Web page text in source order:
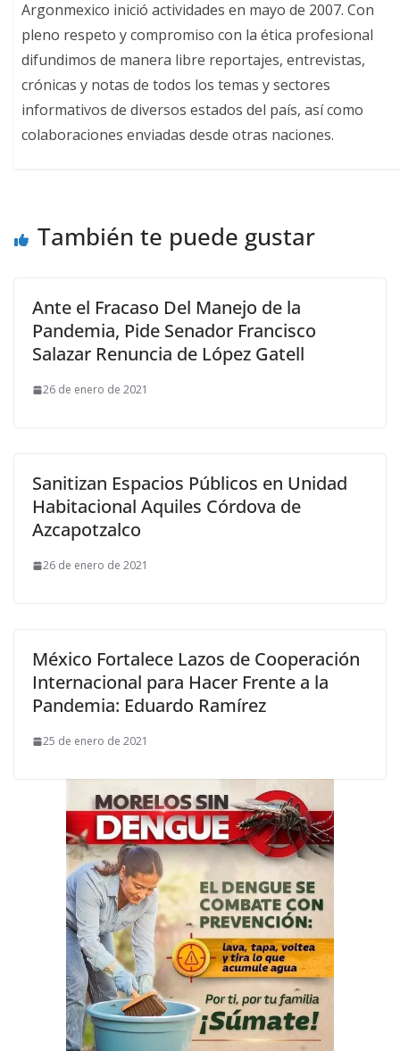
Argonmexico inició actividades en mayo de 2007. Con
pleno respeto y compromiso con la ética profesional
difundimos de manera libre reportajes, entrevistas,
crónicas y notas de todos los temas y sectores
informativos de diversos estados del país, así como
colaboraciones enviadas desde otras naciones.
También te puede gustar
Ante el Fracaso Del Manejo de la
Pandemia, Pide Senador Francisco
Salazar Renuncia de López Gatell
26 de enero de 2021
Sanitizan Espacios Públicos en Unidad
Habitacional Aquiles Córdova de
Azcapotzalco
26 de enero de 2021
México Fortalece Lazos de Cooperación
Internacional para Hacer Frente a la
Pandemia: Eduardo Ramírez
25 de enero de 2021